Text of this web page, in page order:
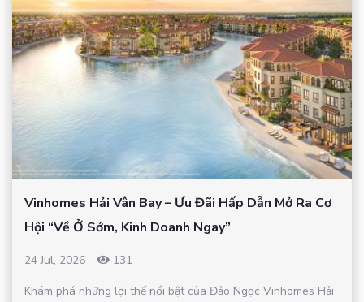
Vinhomes Hải Vân Bay – Ưu Đãi Hấp Dẫn Mở Ra Cơ
Hội “Về Ở Sớm, Kinh Doanh Ngay”
24 Jul, 2026 -
131
Khám phá những lợi thế nổi bật của Đảo Ngọc Vinhomes Hải